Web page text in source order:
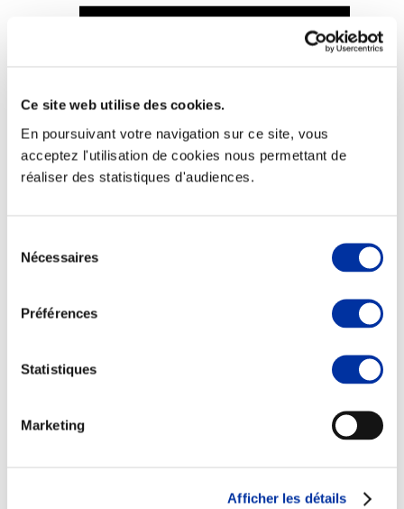
Ce site web utilise des cookies.
En poursuivant votre navigation sur ce site, vous
acceptez l'utilisation de cookies nous permettant de
réaliser des statistiques d'audiences.
Nécessaires
Préférences
Statistiques
Marketing
Afficher les détails
Viande et climat
Valorisation de l’herbe
Autonomie des élevages
Qualité air, eau, sols
Economie de ressources